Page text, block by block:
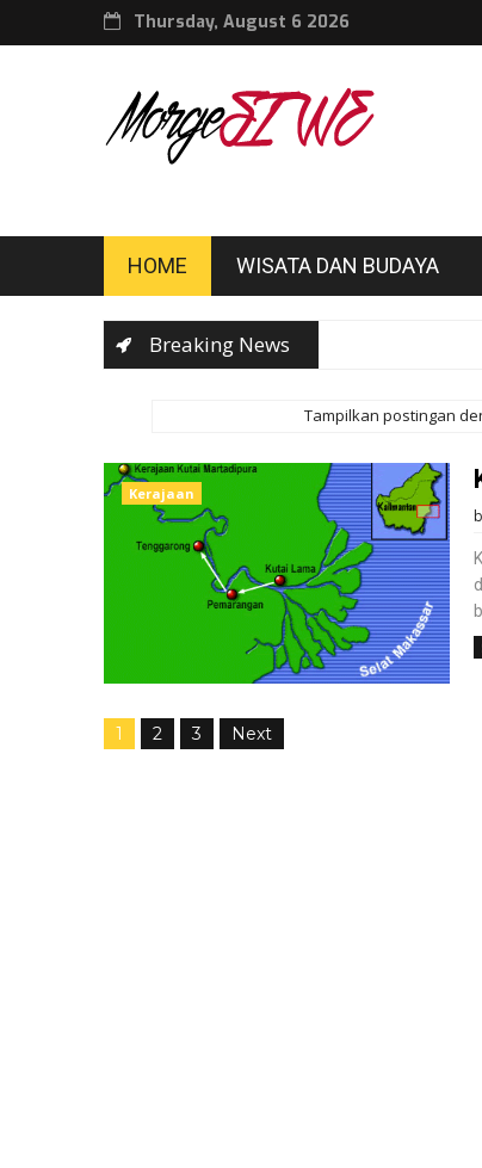
Thursday, August 6 2026
HOME WISATA DAN BUDAYA
Breaking News
Tampilkan postingan
Kerajaan
1 2 3 Next